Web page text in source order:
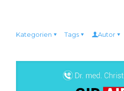
Kategorien Tags Autor